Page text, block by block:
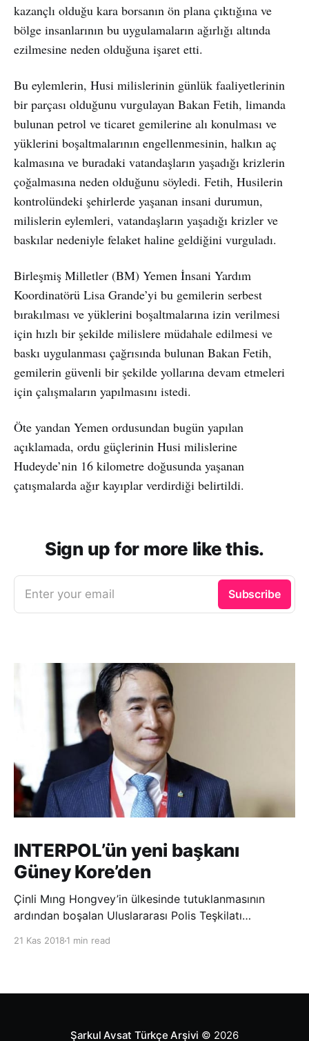
kazançlı olduğu kara borsanın ön plana çıktığına ve
bölge insanlarının bu uygulamaların ağırlığı altında
ezilmesine neden olduğuna işaret etti.
Bu eylemlerin, Husi milislerinin günlük faaliyetlerinin
bir parçası olduğunu vurgulayan Bakan Fetih, limanda
bulunan petrol ve ticaret gemilerine alı konulması ve
yüklerini boşaltmalarının engellenmesinin, halkın aç
kalmasına ve buradaki vatandaşların yaşadığı krizlerin
çoğalmasına neden olduğunu söyledi. Fetih, Husilerin
kontrolündeki şehirlerde yaşanan insani durumun,
milislerin eylemleri, vatandaşların yaşadığı krizler ve
baskılar nedeniyle felaket haline geldiğini vurguladı.
Birleşmiş Milletler (BM) Yemen İnsani Yardım
Koordinatörü Lisa Grande’yi bu gemilerin serbest
bırakılması ve yüklerini boşaltmalarına izin verilmesi
için hızlı bir şekilde milislere müdahale edilmesi ve
baskı uygulanması çağrısında bulunan Bakan Fetih,
gemilerin güvenli bir şekilde yollarına devam etmeleri
için çalışmaların yapılmasını istedi.
Öte yandan Yemen ordusundan bugün yapılan
açıklamada, ordu güçlerinin Husi milislerine
Hudeyde’nin 16 kilometre doğusunda yaşanan
çatışmalarda ağır kayıplar verdirdiği belirtildi.
Sign up for more like this.
Enter your email Subscribe
INTERPOL’ün yeni başkanı
Güney Kore’den
Çinli Mıng Hongvey’in ülkesinde tutuklanmasının
ardından boşalan Uluslararası Polis Teşkilatı
21 Kas 2018 1 min read
Şarkul Avsat Türkçe Arşivi © 2026